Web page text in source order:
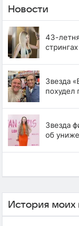
Новости
43-
Звезда
похудел
Звезда
об
История